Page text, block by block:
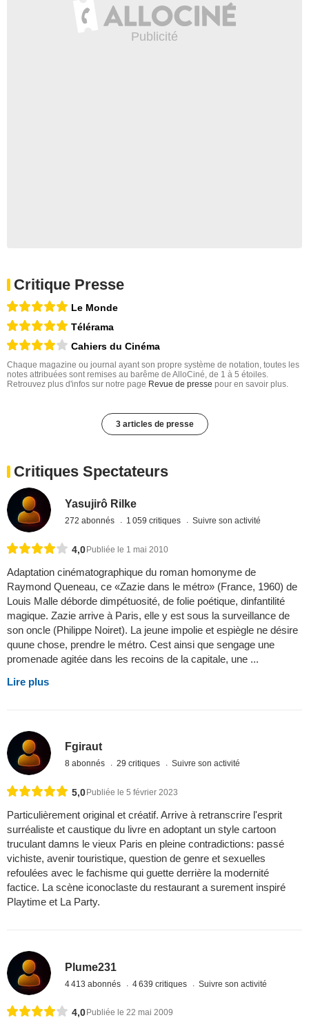
Critique Presse
Le Monde
Télérama
Cahiers du Cinéma
Chaque magazine ou journal ayant son propre système de notation, toutes les
notes attribuées sont remises au barême de AlloCiné, de 1 à 5 étoiles.
Retrouvez plus d'infos sur notre page Revue de presse pour en savoir plus.
3 articles de presse
Critiques Spectateurs
Yasujirô Rilke
272 abonnés 1 059 critiques Suivre son activité
4,0Publiée le 1 mai 2010
Adaptation cinématographique du roman homonyme de
Raymond Queneau, ce «Zazie dans le métro» (France, 1960) de
Louis Malle déborde dimpétuosité, de folie poétique, dinfantilité
magique. Zazie arrive à Paris, elle y est sous la surveillance de
son oncle (Philippe Noiret). La jeune impolie et espiègle ne désire
quune chose, prendre le métro. Cest ainsi que sengage une
promenade agitée dans les recoins de la capitale, une ...
Lire plus
Fgiraut
8 abonnés 29 critiques Suivre son activité
5,0 Publiée le 5 février 2023
Particulièrement original et créatif. Arrive à retranscrire l'esprit
surréaliste et caustique du livre en adoptant un style cartoon
truculant damns le vieux Paris en pleine contradictions: passé
vichiste, avenir touristique, question de genre et sexuelles
refoulées avec le fachisme qui guette derrière la modernité
factice. La scène iconoclaste du restaurant a surement inspiré
Playtime et La Party.
Plume231
4 413 abonnés 4 639 critiques Suivre son activité
4,0 Publiée le 22 mai 2009